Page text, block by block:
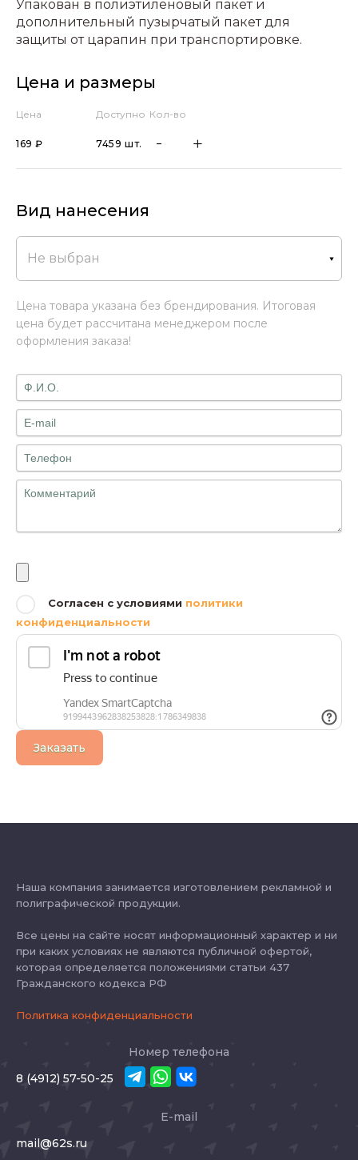
Упакован в полиэтиленовый пакет и
дополнительный пузырчатый пакет для
защиты от царапин при транспортировке.
Цена и размеры
Цена Доступно Кол-во
169 ₽ 7459 шт.
Вид нанесения
Не выбран
Цена товара указана без брендирования. Итоговая
цена будет рассчитана менеджером после
оформления заказа!
Согласен с условиями политики
конфиденциальности
Заказать
Наша компания занимается изготовлением рекламной и
полиграфической продукции.
Все цены на сайте носят информационный характер и ни
при каких условиях не являются публичной офертой,
которая определяется положениями статьи 437
Гражданского кодекса РФ
Политика конфиденциальности
Номер телефона
8 (4912) 57-50-25
E-mail
mail@62s.ru